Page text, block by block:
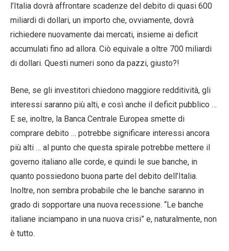
l’Italia dovrà affrontare scadenze del debito di quasi 600
miliardi di dollari, un importo che, ovviamente, dovrà
richiedere nuovamente dai mercati, insieme ai deficit
accumulati fino ad allora. Ciò equivale a oltre 700 miliardi
di dollari. Questi numeri sono da pazzi, giusto?!
Bene, se gli investitori chiedono maggiore redditività, gli
interessi saranno più alti, e così anche il deficit pubblico …
E se, inoltre, la Banca Centrale Europea smette di
comprare debito … potrebbe significare interessi ancora
più alti … al punto che questa spirale potrebbe mettere il
governo italiano alle corde, e quindi le sue banche, in
quanto possiedono buona parte del debito dell’Italia.
Inoltre, non sembra probabile che le banche saranno in
grado di sopportare una nuova recessione. “Le banche
italiane inciampano in una nuova crisi” e, naturalmente, non
è tutto.